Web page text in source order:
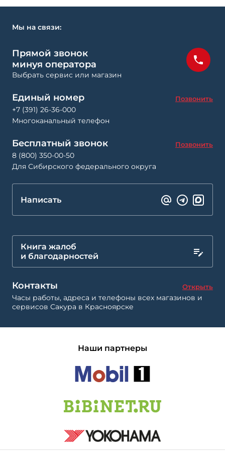
Мы на связи:
Прямой звонок
минуя оператора
Выбрать сервис или магазин
Единый номер Позвонить
+7 (391) 26-36-000
Многоканальный телефон
Бесплатный звонок Позвонить
8 (800) 350-00-50
Для Сибирского федерального округа
Написать
Книга жалоб
и благодарностей
Контакты Открыть
Часы работы, адреса и телефоны всех магазинов и
сервисов Сакура в Красноярске
Наши партнеры